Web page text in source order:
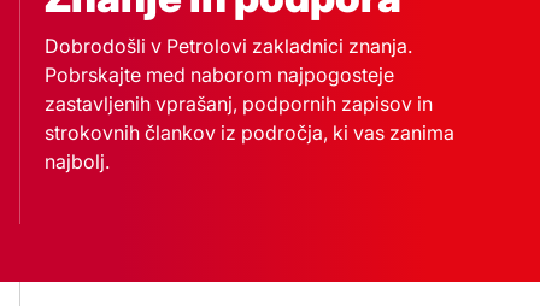
Dobrodošli v Petrolovi zakladnici znanja.
Pobrskajte med naborom najpogosteje
zastavljenih vprašanj, podpornih zapisov in
strokovnih člankov iz področja, ki vas zanima
najbolj.